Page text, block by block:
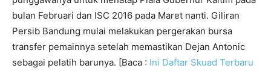
bulan Februari dan ISC 2016 pada Maret nanti. Giliran
Persib Bandung mulai melakukan pergerakan bursa
transfer pemainnya setelah memastikan Dejan Antonic
sebagai pelatih barunya. [Baca : Ini Daftar Skuad Terbaru